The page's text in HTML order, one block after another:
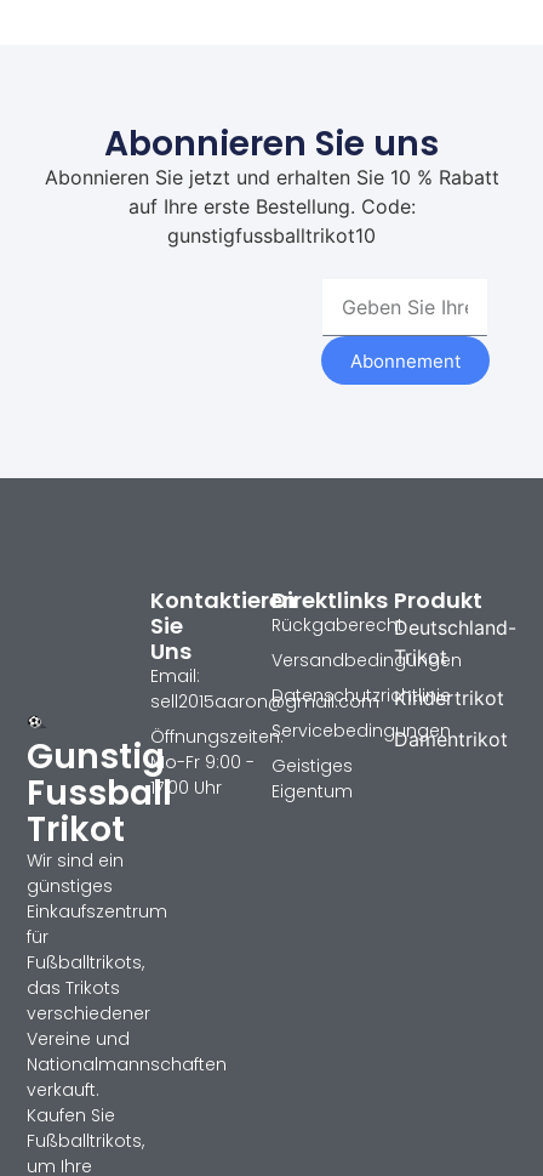
Abonnieren Sie uns
Abonnieren Sie jetzt und erhalten Sie 10 % Rabatt
auf Ihre erste Bestellung. Code:
gunstigfussballtrikot10
Abonnement
Gunstig
Fussball
Trikot
Wir sind ein
günstiges
Einkaufszentrum
für
Fußballtrikots,
das Trikots
verschiedener
Vereine und
Nationalmannschaften
verkauft.
Kaufen Sie
Fußballtrikots,
um Ihre
Produkt
Deutschland-
Trikot
Kindertrikot
Damentrikot
Direktlinks
Rückgaberecht
Versandbedingungen
Datenschutzrichtlinie
Servicebedingungen
Geistiges
Eigentum
Kontaktieren
Sie
Uns
Email:
sell2015aaron@gmail.com
Öffnungszeiten:
Mo-Fr 9:00 -
17:00 Uhr